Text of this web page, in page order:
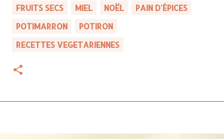
FRUITS SECS MIEL NOËL
PAIN D'ÉPICES
POTIMARRON
POTIRON
RECETTES VEGETARIENNES